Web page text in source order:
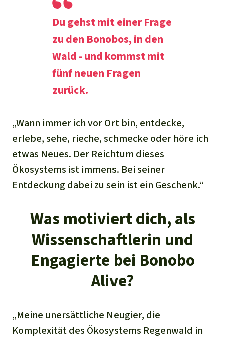
Du gehst mit einer Frage
zu den Bonobos, in den
Wald - und kommst mit
fünf neuen Fragen
zurück.
„Wann immer ich vor Ort bin, entdecke,
erlebe, sehe, rieche, schmecke oder höre ich
etwas Neues. Der Reichtum dieses
Ökosystems ist immens. Bei seiner
Entdeckung dabei zu sein ist ein Geschenk.“
Was motiviert dich, als
Wissenschaftlerin und
Engagierte bei Bonobo
Alive?
„Meine unersättliche Neugier, die
Komplexität des Ökosystems Regenwald in